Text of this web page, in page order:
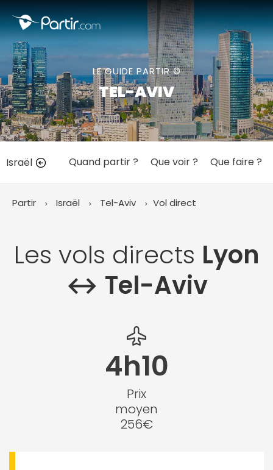
LE GUIDE PARTIR ©
TEL-AVIV
Israël Quand partir ? Que voir ? Que faire ?
Partir Israël Tel-Aviv Vol direct
Les vols directs Lyon
↔︎ Tel-Aviv
4h10
Prix
moyen
256€
Fermer
📍 Destinations populaires
☀️ Où partir par mois
Juillet
Août Septembre
Octobre